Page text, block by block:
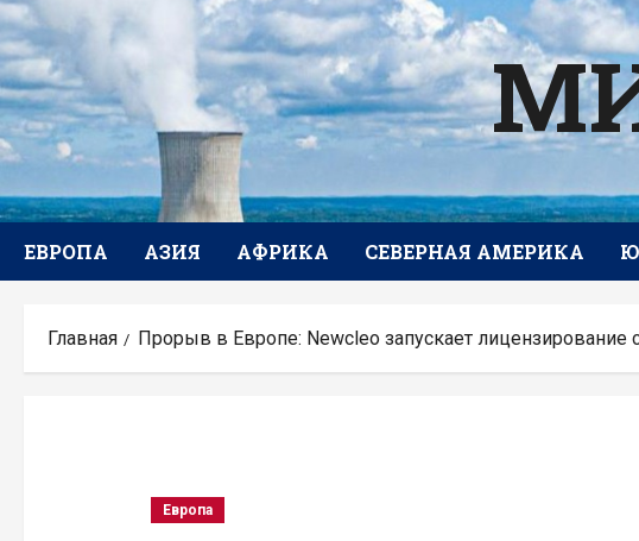
Перейти
к
содержимому
ЕВРОПА АЗИЯ АФРИКА СЕВЕРНАЯ АМЕРИКА
Главная Прорыв в Европе: Newcleo запускает лицензирование
Европа